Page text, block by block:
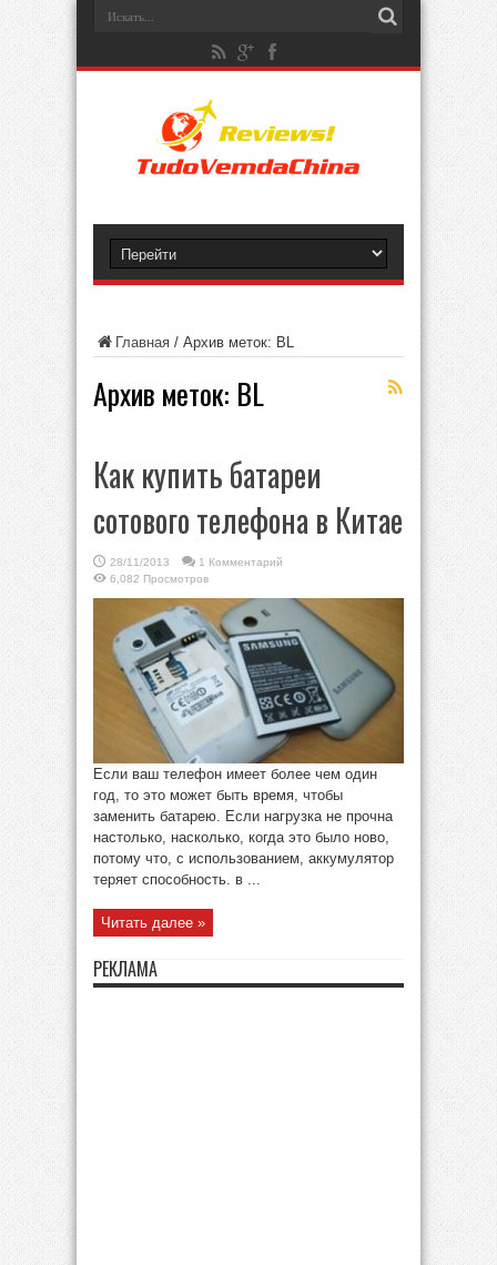
Главная / Архив меток: BL
Архив меток: BL
Как купить батареи
сотового телефона в Китае
28/11/2013
1 Комментарий
6,082 Просмотров
Если ваш телефон имеет более чем один
год, то это может быть время, чтобы
заменить батарею. Если нагрузка не прочна
настолько, насколько, когда это было ново,
потому что, с использованием, аккумулятор
теряет способность. в ...
Читать далее »
РЕКЛАМА